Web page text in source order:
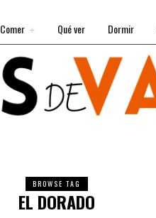
Comer Qué ver Dormir
BROWSE TAG
EL DORADO